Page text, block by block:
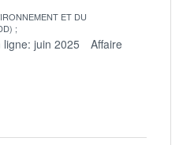
ET DU
ligne: juin 2025
Affaire